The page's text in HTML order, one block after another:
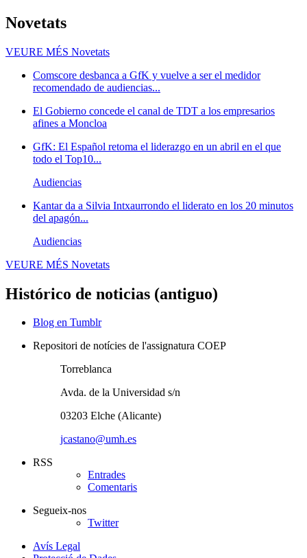
Novetats
VEURE MÉS Novetats
Comscore desbanca a GfK y vuelve a ser el medidor
recomendado de audiencias...
El Gobierno concede el canal de TDT a los empresarios
afines a Moncloa
GfK: El Español retoma el liderazgo en un abril en el que
todo el Top10...
Audiencias
Kantar da a Silvia Intxaurrondo el liderato en los 20 minutos
del apagón...
Audiencias
VEURE MÉS Novetats
Histórico de noticias (antiguo)
Blog en Tumblr
Repositori de notícies de l'assignatura COEP
Torreblanca
Avda. de la Universidad s/n
03203 Elche (Alicante)
jcastano@umh.es
RSS
Entrades
Comentaris
Segueix-nos
Twitter
Avís Legal